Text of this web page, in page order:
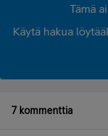
Tämä
Käytä hakua
7 kommenttia